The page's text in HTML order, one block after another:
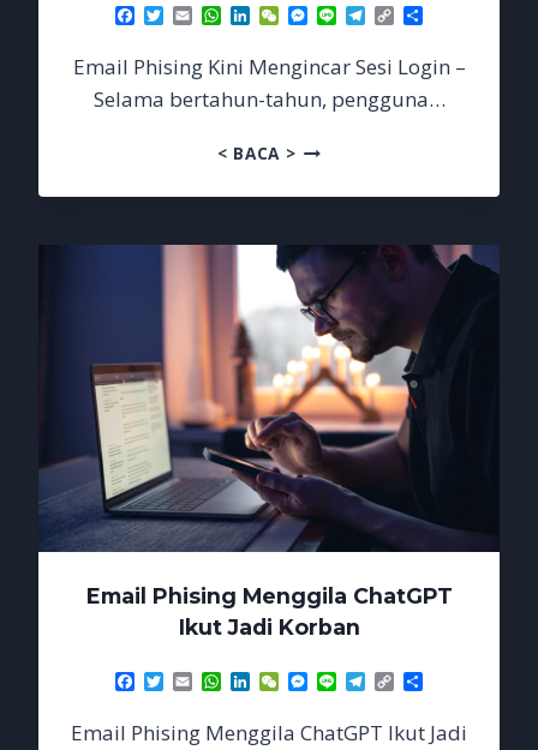
Facebook
TwitterEmailWhatsApp
LinkedIn
WeChatMessenger
Line Telegram
Copy
Link
Email Phising Kini Mengincar Sesi Login –
Selama bertahun-tahun, pengguna…
< BACA >EMAIL
KINI
SESI
LOGIN
Email Phising Menggila ChatGPT
Ikut Jadi Korban
Facebook
TwitterEmailWhatsApp
LinkedIn
WeChatMessenger
Line Telegram
Copy
Link
Email Phising Menggila ChatGPT Ikut Jadi